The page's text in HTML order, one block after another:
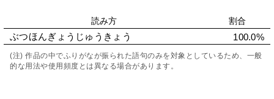
読み方 割合
ぶつほんぎょうじゅうきょう 100.0%
(注) 作品の中でふりがなが振られた語句のみを対象としているため、一般
的な用法や使用頻度とは異なる場合があります。